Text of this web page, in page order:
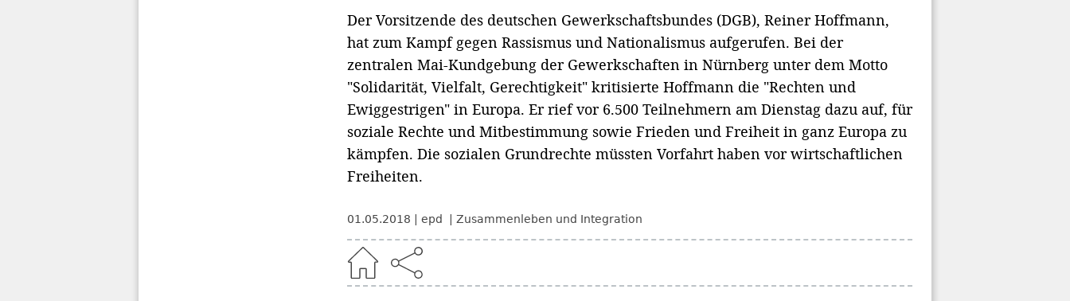
Der Vorsitzende des deutschen Gewerkschaftsbundes (DGB), Reiner Hoffmann,
hat zum Kampf gegen Rassismus und Nationalismus aufgerufen. Bei der
zentralen Mai-Kundgebung der Gewerkschaften in Nürnberg unter dem Motto
"Solidarität, Vielfalt, Gerechtigkeit" kritisierte Hoffmann die "Rechten und
Ewiggestrigen" in Europa. Er rief vor 6.500 Teilnehmern am Dienstag dazu auf, für
soziale Rechte und Mitbestimmung sowie Frieden und Freiheit in ganz Europa zu
kämpfen. Die sozialen Grundrechte müssten Vorfahrt haben vor wirtschaftlichen
Freiheiten.
01.05.2018 epd Zusammenleben und Integration